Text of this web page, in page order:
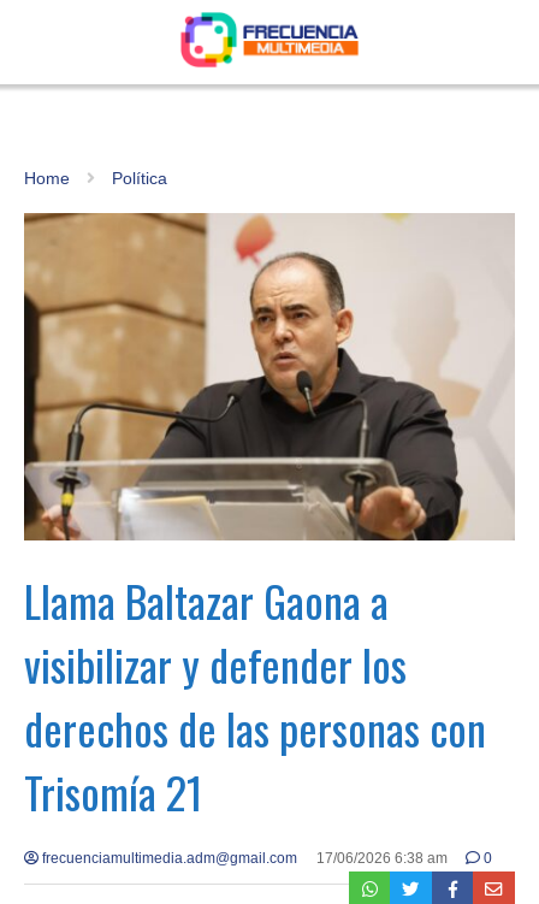
Home Política
Llama Baltazar Gaona a
visibilizar y defender los
derechos de las personas con
Trisomía 21
frecuenciamultimedia.adm@gmail.com 17/06/2026 6:38 am 0